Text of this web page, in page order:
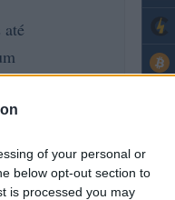
of your personal or
below opt-out section to
is processed you may